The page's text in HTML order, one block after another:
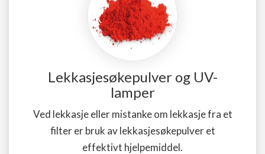
Lekkasjesøkepulver og UV-
lamper
Ved lekkasje eller mistanke om lekkasje fra et
filter er bruk av lekkasjesøkepulver et
effektivt hjelpemiddel.